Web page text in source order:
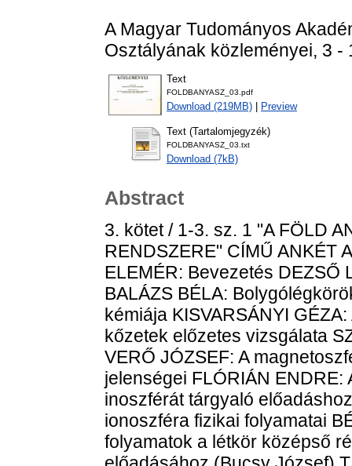
A Magyar Tudományos
Osztályának közleményei, 3 -
Text
FOLDBANYASZ_03.pdf
Download (219MB) Preview
Text (Tartalomjegyzék)
FOLDBANYASZ_03.txt
Download (7kB)
Abstract
3. kötet / 1-3. sz. 1 "A FÖLD
RENDSZERE" CÍMŰ ANKÉT
ELEMÉR: Bevezetés DEZSŐ
BALÁZS BÉLA:
kémiája KISVARSÁNYI
kőzetek előzetes vizsgálata
VERŐ JÓZSEF: A
jelenségei FLÓRIÁN
inoszférát tárgyaló
ionoszféra fizikai folyamatai
folyamatok a létkör középső